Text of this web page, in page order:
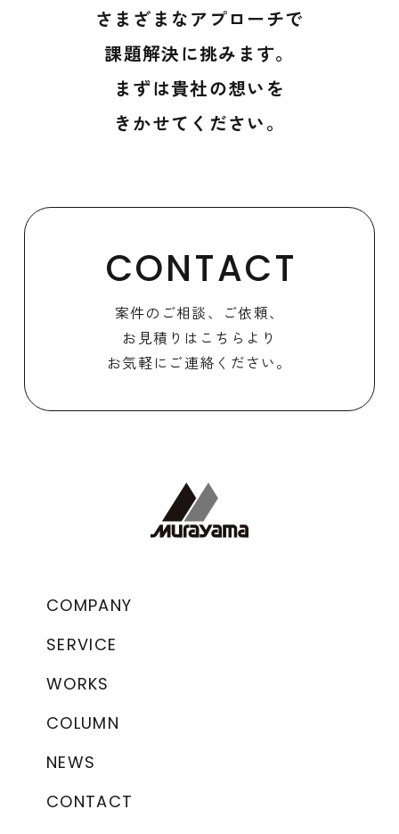
さまざまなアプローチで
課題解決に挑みます。
まずは貴社の想いを
きかせてください。
CONTACT
案件のご相談、ご依頼、
お見積りはこちらより
お気軽にご連絡ください。
COMPANY
SERVICE
WORKS
COLUMN
NEWS
CONTACT